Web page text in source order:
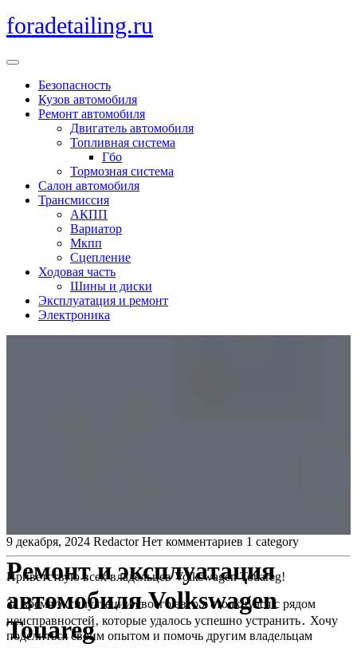
Перейти
к
foradetailing.ru
Кнопка
ОткрытьБезопасность
Кузов автомобиля
Ремонт автомобиля
Двигатель автомобиля
Топливная система
Гбо
Тормозная система
Салон автомобиля
Трансмиссия
АКПП
Вариатор
Мкпп
Сцепление
Ходовая часть
Шины и диски
Эксплуатация и ремонт
Электроника
Ремонт и эксплуатация
автомобиля Volkswagen
Touareg
9 декабря, 2024 Redactor Нет комментариев 1 category
Приветствую всех владельцев Volkswagen Touareg!
За время эксплуатации своего авто я столкнулся с рядом
неисправностей‚ которые удалось успешно устранить․ Хочу
поделиться своим опытом и помочь другим владельцам